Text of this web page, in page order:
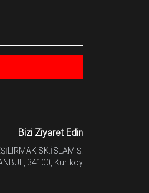
Bizi Ziyaret Edin
SK.İSLAM Ş.
34100, Kurtköy